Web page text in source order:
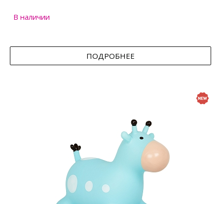
В наличии
ПОДРОБНЕЕ